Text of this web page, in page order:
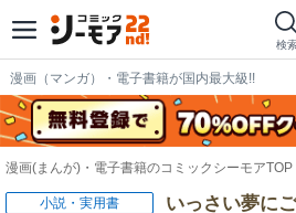
検
漫画（マンガ）・電子書籍が国内最大級!!
漫画(まんが)・電子書籍のコミックシーモアTOP
いっさい夢に
小説・実用書